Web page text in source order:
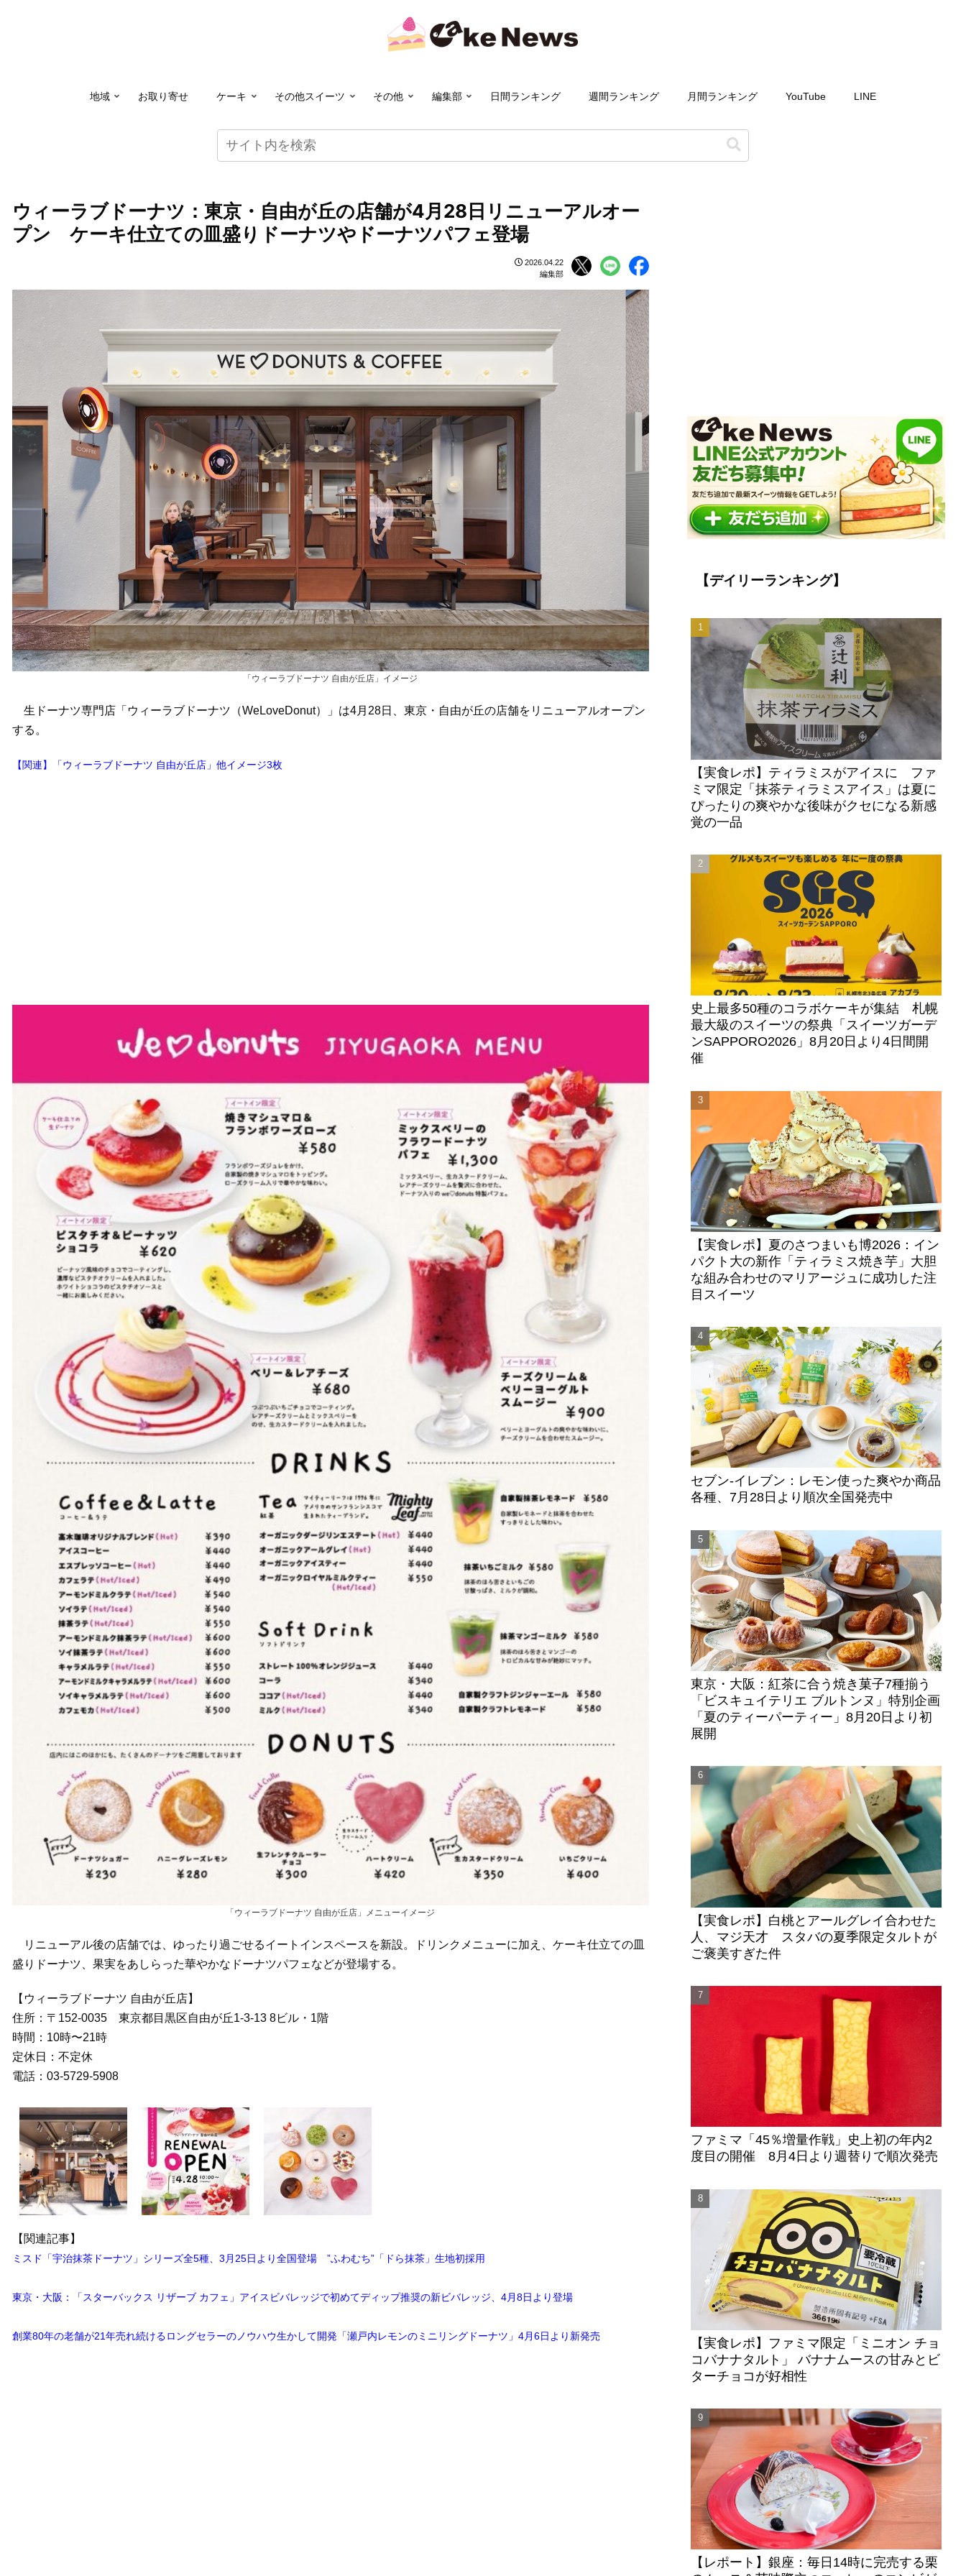
地域 お取り寄せ ケーキ その他スイーツ その他 編集部 日間ランキング 週間ランキング 月間ランキング YouTube LINE
ウィーラブドーナツ：東京・自由が丘の店舗が4月28日リニューアルオー
プン ケーキ仕立ての皿盛りドーナツやドーナツパフェ登場
2026.04.22
編集部
「ウィーラブドーナツ 自由が丘店」イメージ
生ドーナツ専門店「ウィーラブドーナツ（WeLoveDonut）」は4月28日、東京・自由が丘の店舗をリニューアルオープン
する。
【関連】「ウィーラブドーナツ 自由が丘店」他イメージ3枚
「ウィーラブドーナツ 自由が丘店」メニューイメージ
リニューアル後の店舗では、ゆったり過ごせるイートインスペースを新設。ドリンクメニューに加え、ケーキ仕立ての皿
盛りドーナツ、果実をあしらった華やかなドーナツパフェなどが登場する。
【ウィーラブドーナツ 自由が丘店】
住所：〒152-0035 東京都目黒区自由が丘1-3-13 8ビル・1階
時間：10時〜21時
定休日：不定休
電話：03-5729‐5908
【関連記事】
ミスド「宇治抹茶ドーナツ」シリーズ全5種、3月25日より全国登場 ”ふわむち”「ドら抹茶」生地初採用
東京・大阪：「スターバックス リザーブ カフェ」アイスビバレッジで初めてディップ推奨の新ビバレッジ、4月8日より登場
創業80年の老舗が21年売れ続けるロングセラーのノウハウ生かして開発「瀬戸内レモンのミニリングドーナツ」4月6日より新発売
【デイリーランキング】
【実食レポ】ティラミスがアイスに ファ
ミマ限定「抹茶ティラミスアイス」は夏に
ぴったりの爽やかな後味がクセになる新感
覚の一品
史上最多50種のコラボケーキが集結 札幌
最大級のスイーツの祭典「スイーツガーデ
ンSAPPORO2026」8月20日より4日間開
催
【実食レポ】夏のさつまいも博2026：イン
パクト大の新作「ティラミス焼き芋」大胆
な組み合わせのマリアージュに成功した注
目スイーツ
セブン‐イレブン：レモン使った爽やか商品
各種、7月28日より順次全国発売中
東京・大阪：紅茶に合う焼き菓子7種揃う
「ビスキュイテリエ ブルトンヌ」特別企画
「夏のティーパーティー」8月20日より初
展開
【実食レポ】白桃とアールグレイ合わせた
人、マジ天才 スタバの夏季限定タルトが
ご褒美すぎた件
ファミマ「45％増量作戦」史上初の年内2
度目の開催 8月4日より週替りで順次発売
【実食レポ】ファミマ限定「ミニオン チョ
コバナナタルト」 バナナムースの甘みとビ
ターチョコが好相性
【レポート】銀座：毎日14時に完売する栗